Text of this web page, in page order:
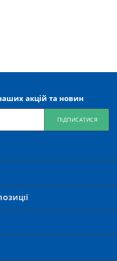
акцій та новин
ПІДПИСАТИСЯ